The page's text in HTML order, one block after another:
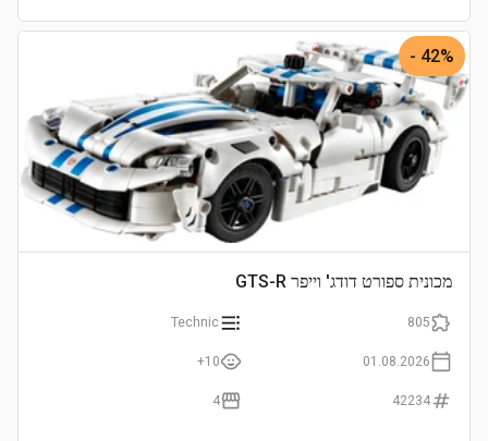
42% -
מכונית ספורט דודג' וייפר GTS-R
805
Technic
01.08.2026
10+
42234
4